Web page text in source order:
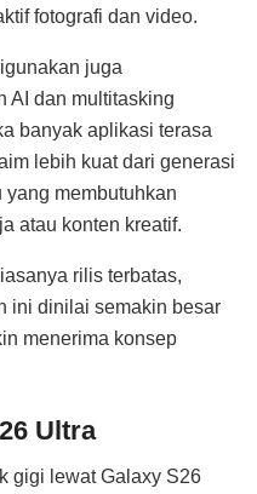
fotografi dan video.
juga
AI dan multitasking
banyak aplikasi terasa
lebih kuat dari generasi
membutuhkan
atau konten kreatif.
rilis terbatas,
ini dinilai semakin besar
menerima konsep
Ultra
gigi lewat Galaxy S26